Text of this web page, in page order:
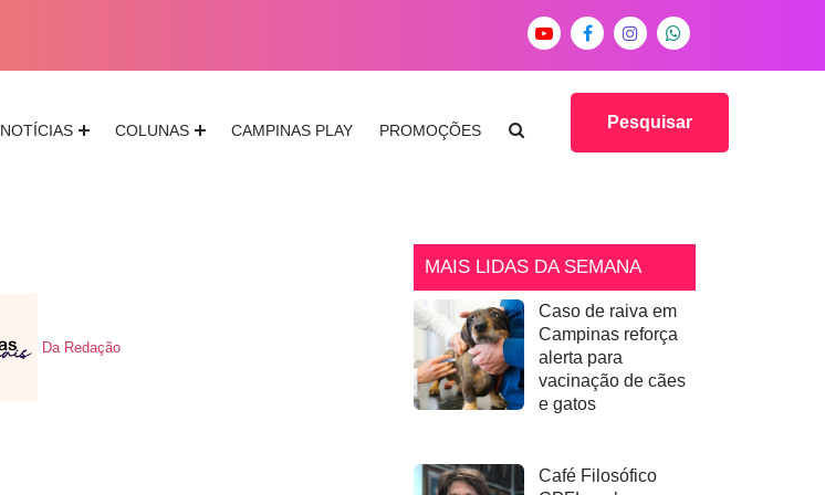
NOTÍCIAS COLUNAS CAMPINAS PLAY PROMOÇÕES Pesquisar
Da Redação
MAIS LIDAS DA SEMANA
Caso de raiva em
Campinas reforça
alerta para
vacinação de cães
e gatos
Café Filosófico